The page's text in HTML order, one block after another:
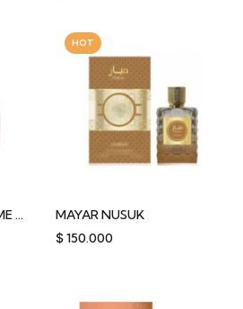
MAKTOOB POUR FEMME NUSUK EDP 100ML
HOT
MAYAR NUSUK
$150.000